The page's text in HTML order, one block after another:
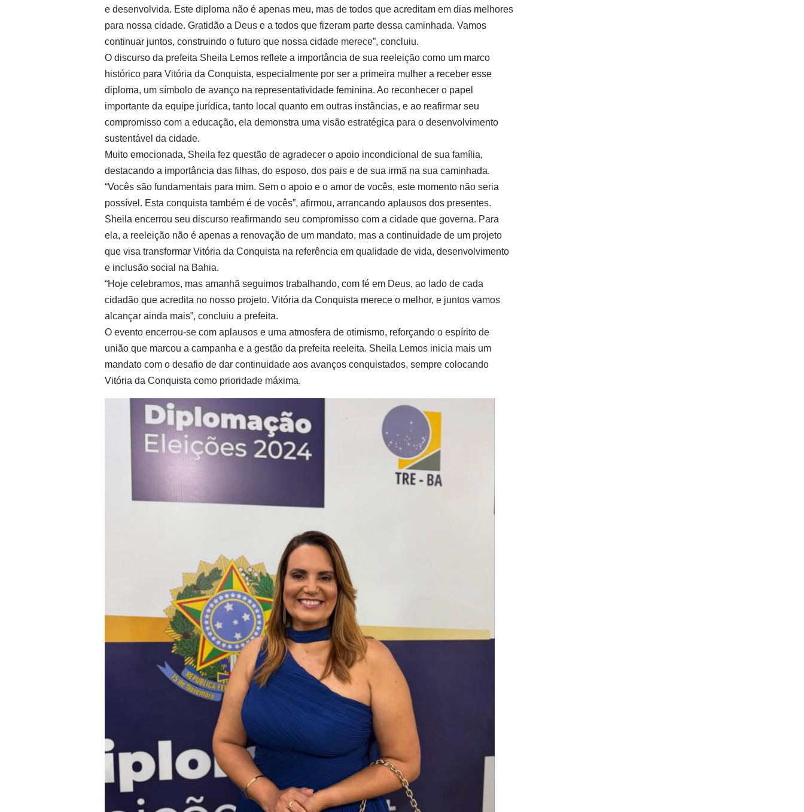
e desenvolvida. Este diploma não é apenas meu, mas de todos que acreditam em dias melhores
para nossa cidade. Gratidão a Deus e a todos que fizeram parte dessa caminhada. Vamos
continuar juntos, construindo o futuro que nossa cidade merece”, concluiu.
O discurso da prefeita Sheila Lemos reflete a importância de sua reeleição como um marco
histórico para Vitória da Conquista, especialmente por ser a primeira mulher a receber esse
diploma, um símbolo de avanço na representatividade feminina. Ao reconhecer o papel
importante da equipe jurídica, tanto local quanto em outras instâncias, e ao reafirmar seu
compromisso com a educação, ela demonstra uma visão estratégica para o desenvolvimento
sustentável da cidade.
Muito emocionada, Sheila fez questão de agradecer o apoio incondicional de sua família,
destacando a importância das filhas, do esposo, dos pais e de sua irmã na sua caminhada.
“Vocês são fundamentais para mim. Sem o apoio e o amor de vocês, este momento não seria
possível. Esta conquista também é de vocês”, afirmou, arrancando aplausos dos presentes.
Sheila encerrou seu discurso reafirmando seu compromisso com a cidade que governa. Para
ela, a reeleição não é apenas a renovação de um mandato, mas a continuidade de um projeto
que visa transformar Vitória da Conquista na referência em qualidade de vida, desenvolvimento
e inclusão social na Bahia.
“Hoje celebramos, mas amanhã seguimos trabalhando, com fé em Deus, ao lado de cada
cidadão que acredita no nosso projeto. Vitória da Conquista merece o melhor, e juntos vamos
alcançar ainda mais”, concluiu a prefeita.
O evento encerrou-se com aplausos e uma atmosfera de otimismo, reforçando o espírito de
união que marcou a campanha e a gestão da prefeita reeleita. Sheila Lemos inicia mais um
mandato com o desafio de dar continuidade aos avanços conquistados, sempre colocando
Vitória da Conquista como prioridade máxima.